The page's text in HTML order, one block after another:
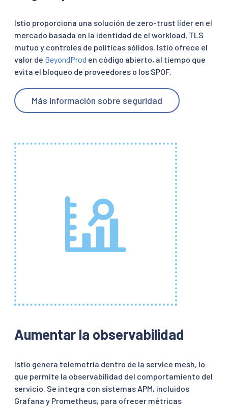
Istio proporciona una solución de zero-trust líder en el
mercado basada en la identidad de el workload, TLS
mutuo y controles de políticas sólidos. Istio ofrece el
valor de BeyondProd en código abierto, al tiempo que
evita el bloqueo de proveedores o los SPOF.
Más información sobre seguridad
Aumentar la observabilidad
Istio genera telemetría dentro de la service mesh, lo
que permite la observabilidad del comportamiento del
servicio. Se integra con sistemas APM, incluidos
Grafana y Prometheus, para ofrecer métricas